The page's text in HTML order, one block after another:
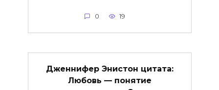
0 19
Дженнифер Энистон цитата:
Любовь — понятие